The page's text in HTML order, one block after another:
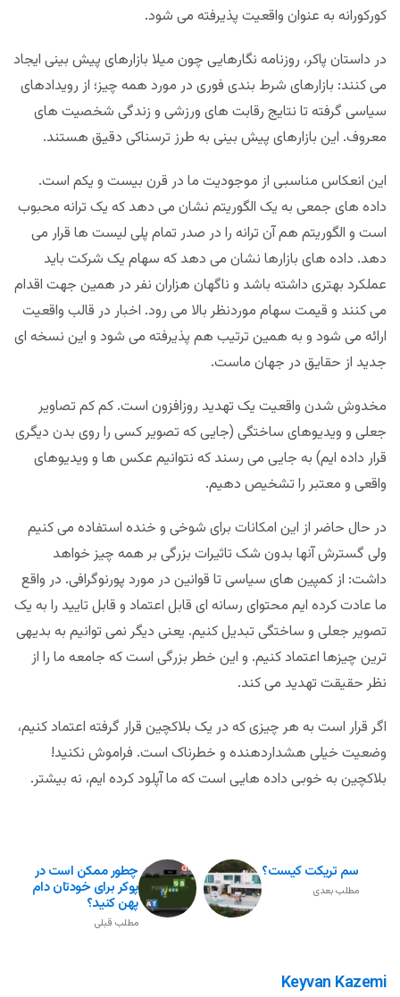
کورکورانه به عنوان واقعیت پذیرفته می شود.
در داستان پاکر، روزنامه نگارهایی چون میلا بازارهای پیش بینی ایجاد
می کنند: بازارهای شرط بندی فوری در مورد همه چیز؛ از رویدادهای
سیاسی گرفته تا نتایج رقابت های ورزشی و زندگی شخصیت های
معروف. این بازارهای پیش بینی به طرز ترسناکی دقیق هستند.
این انعکاس مناسبی از موجودیت ما در قرن بیست و یکم است.
داده های جمعی به یک الگوریتم نشان می دهد که یک ترانه محبوب
است و الگوریتم هم آن ترانه را در صدر تمام پلی لیست ها قرار می
دهد. داده های بازارها نشان می دهد که سهام یک شرکت باید
عملکرد بهتری داشته باشد و ناگهان هزاران نفر در همین جهت اقدام
می کنند و قیمت سهام موردنظر بالا می رود. اخبار در قالب واقعیت
ارائه می شود و به همین ترتیب هم پذیرفته می شود و این نسخه ای
جدید از حقایق در جهان ماست.
مخدوش شدن واقعیت یک تهدید روزافزون است. کم کم تصاویر
جعلی و ویدیوهای ساختگی (جایی که تصویر کسی را روی بدن دیگری
قرار داده ایم) به جایی می رسند که نتوانیم عکس ها و ویدیوهای
واقعی و معتبر را تشخیص دهیم.
در حال حاضر از این امکانات برای شوخی و خنده استفاده می کنیم
ولی گسترش آنها بدون شک تاثیرات بزرگی بر همه چیز خواهد
داشت: از کمپین های سیاسی تا قوانین در مورد پورنوگرافی. در واقع
ما عادت کرده ایم محتوای رسانه ای قابل اعتماد و قابل تایید را به یک
تصویر جعلی و ساختگی تبدیل کنیم. یعنی دیگر نمی توانیم به بدیهی
ترین چیزها اعتماد کنیم. و این خطر بزرگی است که جامعه ما را از
نظر حقیقت تهدید می کند.
اگر قرار است به هر چیزی که در یک بلاکچین قرار گرفته اعتماد کنیم،
وضعیت خیلی هشداردهنده و خطرناک است. فراموش نکنید!
بلاکچین به خوبی داده هایی است که ما آپلود کرده ایم، نه بیشتر.
چطور ممکن است در
پوکر برای خودتان دام
پهن کنید؟
مطلب قبلی
سم تریکت کیست؟
مطلب بعدی
Keyvan Kazemi